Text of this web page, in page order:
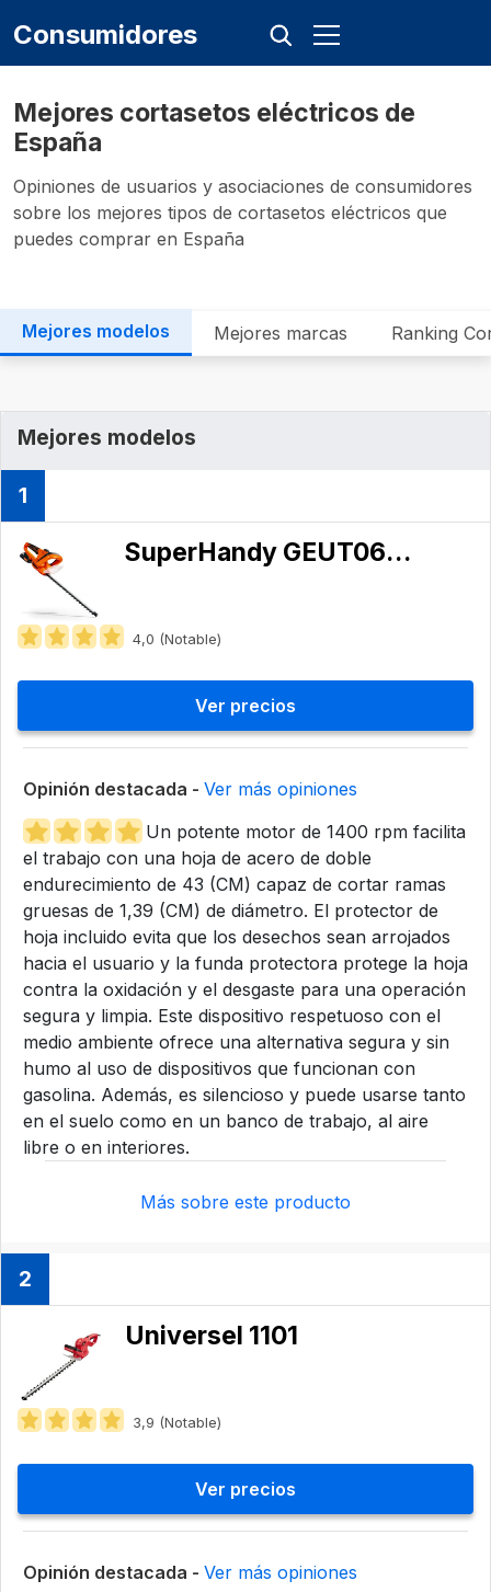
Consumidores
Mejores cortasetos eléctricos de
España
Opiniones de usuarios y asociaciones de consumidores
sobre los mejores tipos de cortasetos eléctricos que
puedes comprar en España
Mejores modelos Mejores marcas Ranking
Mejores modelos
1
SuperHandy ‎GEUT065-EU-SFBA
4,0 (Notable)
Ver precios
Opinión destacada - Ver más opiniones
Un potente motor de 1400 rpm facilita
el trabajo con una hoja de acero de doble
endurecimiento de 43 (CM) capaz de cortar ramas
gruesas de 1,39 (CM) de diámetro. El protector de
hoja incluido evita que los desechos sean arrojados
hacia el usuario y la funda protectora protege la hoja
contra la oxidación y el desgaste para una operación
segura y limpia. Este dispositivo respetuoso con el
medio ambiente ofrece una alternativa segura y sin
humo al uso de dispositivos que funcionan con
gasolina. Además, es silencioso y puede usarse tanto
en el suelo como en un banco de trabajo, al aire
libre o en interiores.
Más sobre este producto
2
Universel 1101
3,9 (Notable)
Ver precios
Opinión destacada - Ver más opiniones